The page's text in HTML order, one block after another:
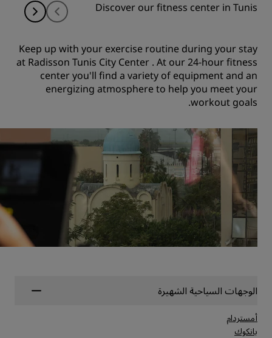
Discover our fitness center in Tunis
Keep up with your exercise routine during your stay
at Radisson Tunis City Center . At our 24-hour fitness
center you'll find a variety of equipment and an
energizing atmosphere to help you meet your
workout goals.
الوجهات السياحية الشهيرة
أمستردام
بانكوك